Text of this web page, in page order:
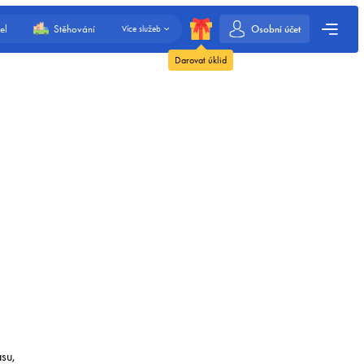
Stěhování Více služeb
Darovat úklid
Osobní účet